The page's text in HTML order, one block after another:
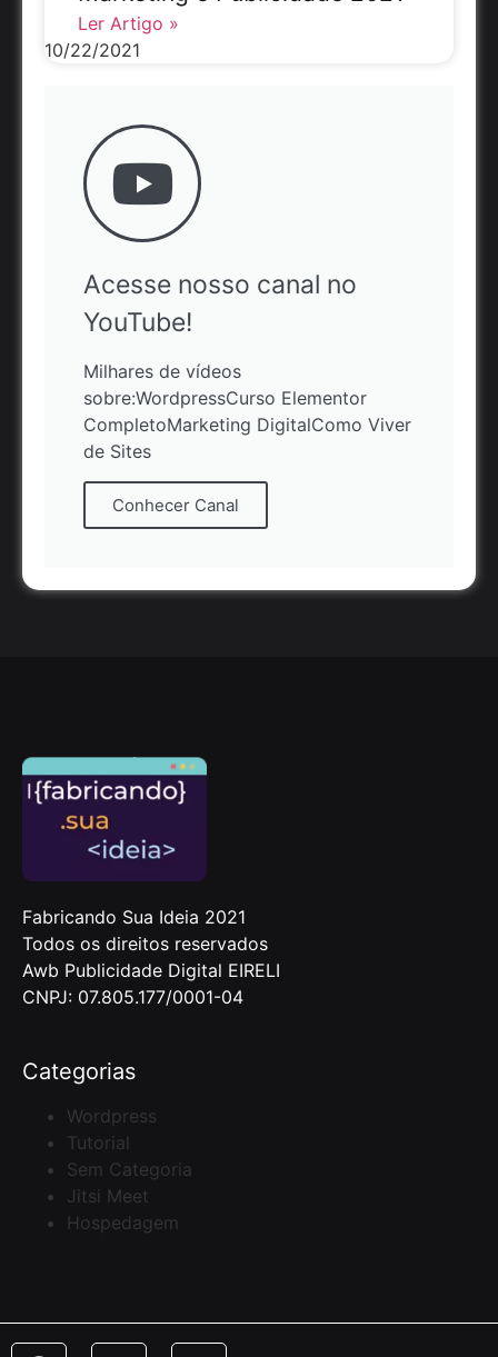
Ler Artigo »
10/22/2021
Acesse nosso canal no
YouTube!
Milhares de vídeos
sobre:WordpressCurso Elementor
CompletoMarketing DigitalComo Viver
de Sites
Conhecer Canal
Fabricando Sua Ideia 2021
Todos os direitos reservados
Awb Publicidade Digital EIRELI
CNPJ: 07.805.177/0001-04
Categorias
Wordpress
Tutorial
Sem Categoria
Jitsi Meet
Hospedagem